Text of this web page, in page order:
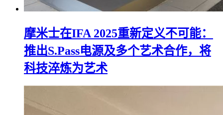
摩米士在IFA 2025重新定义不可能：
推出S.Pass电源及多个艺术合作，将
科技淬炼为艺术